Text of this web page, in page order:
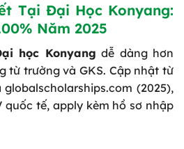
Tại Đại Học Konyang:
Năm 2025
học Konyang dễ dàng hơn
từ trường và GKS. Cập nhật từ
(2025),
quốc tế, apply kèm hồ sơ nhập